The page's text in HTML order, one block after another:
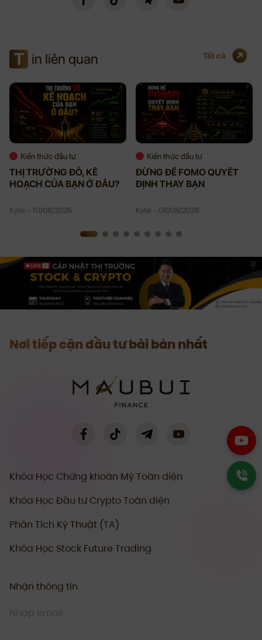
T in liên quan Tất cả
Kiến thức đầu tư
THỊ TRƯỜNG ĐỎ, KẾ
HOẠCH CỦA BẠN Ở ĐÂU?
Kylie - 10/08/2026
Kiến thức đầu tư
ĐỪNG ĐỂ FOMO QUYẾT
ĐỊNH THAY BẠN
Kylie - 08/08/2026
Nơi tiếp cận đầu tư bài bản nhất
Khóa Học Chứng khoán Mỹ Toàn diện
Khóa Học Đầu tư Crypto Toàn diện
Phân Tích Kỹ Thuật (TA)
Khóa Học Stock Future Trading
Nhận thông tin